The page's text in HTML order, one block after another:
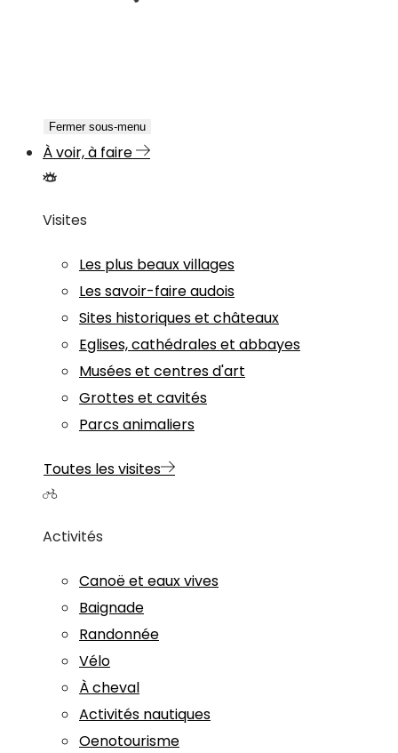
Fermer sous-menu
À voir, à faire
Visites
Les plus beaux villages
Les savoir-faire audois
Sites historiques et châteaux
Eglises, cathédrales et abbayes
Musées et centres d'art
Grottes et cavités
Parcs animaliers
Toutes les visites
Activités
Canoë et eaux vives
Baignade
Randonnée
Vélo
À cheval
Activités nautiques
Oenotourisme